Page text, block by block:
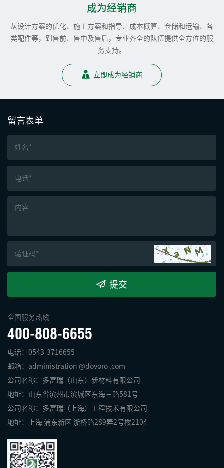
成为经销商
从设计方案的优化、施工方案和指导、成本概算、仓储和运输、各
类配件等，到售前、售中及售后，专业齐全的队伍提供全方位的服
务支持。
立即成为经销商
留言表单
提交
全国服务热线
400-808-6655
电话：0543-3716655
邮箱：administration @dovoro .com
公司名称：多富瑞（山东）新材料有限公司
地址：山东省滨州市滨城区东海三路581号
公司名称：多富瑞（上海）工程技术有限公司
地址：上海 浦东新区 浙桥路289弄2号楼2104